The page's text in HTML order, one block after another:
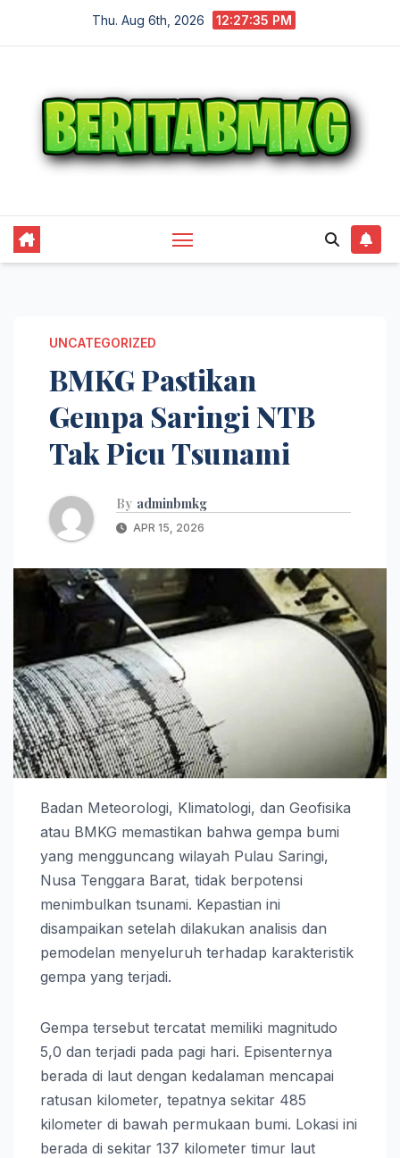
Thu. Aug 6th, 2026 12:27:36 PM
UNCATEGORIZED
BMKG Pastikan
Gempa Saringi NTB
Tak Picu Tsunami
By adminbmkg
APR 15, 2026
Badan Meteorologi, Klimatologi, dan Geofisika
atau BMKG memastikan bahwa gempa bumi
yang mengguncang wilayah Pulau Saringi,
Nusa Tenggara Barat, tidak berpotensi
menimbulkan tsunami. Kepastian ini
disampaikan setelah dilakukan analisis dan
pemodelan menyeluruh terhadap karakteristik
gempa yang terjadi.
Gempa tersebut tercatat memiliki magnitudo
5,0 dan terjadi pada pagi hari. Episenternya
berada di laut dengan kedalaman mencapai
ratusan kilometer, tepatnya sekitar 485
kilometer di bawah permukaan bumi. Lokasi ini
berada di sekitar 137 kilometer timur laut